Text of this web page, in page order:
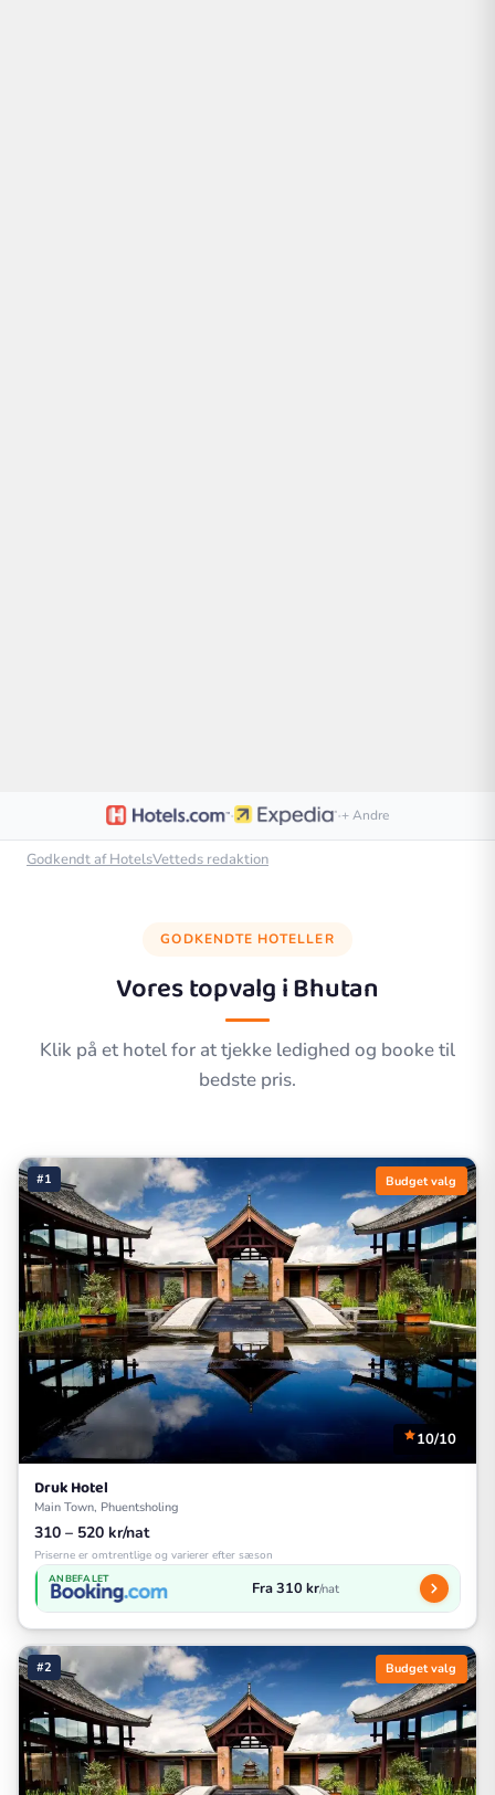
· ·+ Andre
Godkendt af HotelsVetteds redaktion
GODKENDTE HOTELLER
Vores topvalg iBhutan
Klik på et hotel for at tjekke ledighed og booke til
bedste pris.
#1 Budget valg
10/10
Druk Hotel
Main Town, Phuentsholing
310 – 520 kr/nat
Priserne er omtrentlige og varierer efter sæson
ANBEFALET Fra 310 kr/nat
#2 Budget valg